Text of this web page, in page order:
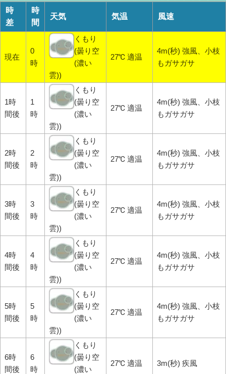
時
差
時
間
天気 気温 風速
現在
0
時
くもり
(曇り空
(濃い
雲))
27℃ 適温
4m(秒) 強風、小枝
もガサガサ
1時
間後
1
時
くもり
(曇り空
(濃い
雲))
27℃ 適温
4m(秒) 強風、小枝
もガサガサ
2時
間後
2
時
くもり
(曇り空
(濃い
雲))
27℃ 適温
4m(秒) 強風、小枝
もガサガサ
3時
間後
3
時
くもり
(曇り空
(濃い
雲))
27℃ 適温
4m(秒) 強風、小枝
もガサガサ
4時
間後
4
時
くもり
(曇り空
(濃い
雲))
27℃ 適温
4m(秒) 強風、小枝
もガサガサ
5時
間後
5
時
くもり
(曇り空
(濃い
雲))
27℃ 適温
4m(秒) 強風、小枝
もガサガサ
6時
間後
6
時
くもり
(曇り空
(濃い
27℃ 適温 3m(秒) 疾風